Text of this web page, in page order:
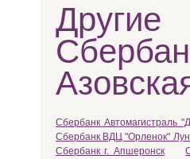
Сбербанк Автомагистраль
Сбербанк ВДЦ "Орленок"
Сбербанк г. Апшеронск